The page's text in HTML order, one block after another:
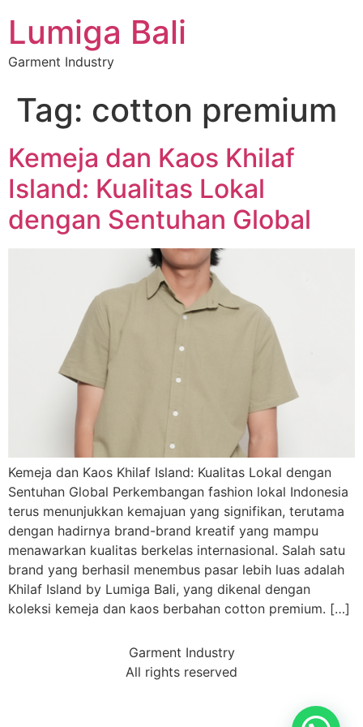
Lumiga Bali
Garment Industry
Tag: cotton premium
Kemeja dan Kaos Khilaf
Island: Kualitas Lokal
dengan Sentuhan Global
Kemeja dan Kaos Khilaf Island: Kualitas Lokal dengan
Sentuhan Global Perkembangan fashion lokal Indonesia
terus menunjukkan kemajuan yang signifikan, terutama
dengan hadirnya brand-brand kreatif yang mampu
menawarkan kualitas berkelas internasional. Salah satu
brand yang berhasil menembus pasar lebih luas adalah
Khilaf Island by Lumiga Bali, yang dikenal dengan
koleksi kemeja dan kaos berbahan cotton premium. […]
Garment Industry
All rights reserved